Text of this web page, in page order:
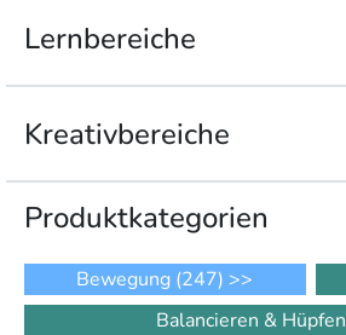
Lernbereiche
Kreativbereiche
Produkt­kategorien
Bewegung (247) >>
Balancieren & Hüpfen